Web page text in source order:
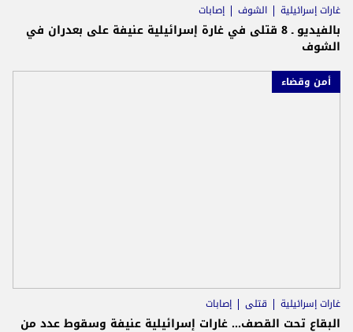
غارات إسرائيلية الشوف إصابات
بالفيديو ـ 8 قتلى في غارة إسرائيلية عنيفة على بعدران في
الشوف
أمن وقضاء
غارات إسرائيلية قتلى إصابات
البقاع تحت القصف... غارات إسرائيلية عنيفة وسقوط عدد من